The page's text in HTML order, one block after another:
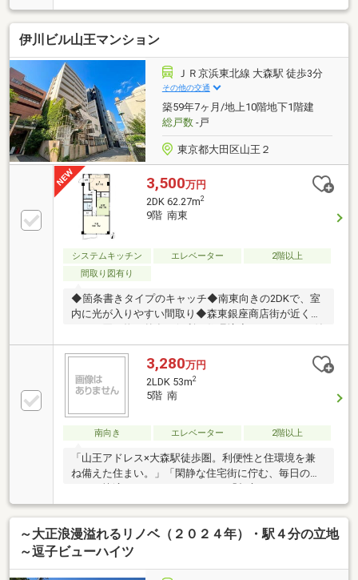
クルーム(約3.18平米)・サイクルトランクルーム(約
3.20平米)有・ゲストルーム等の共用施設有(一部有
料)・コンシェルジュサービス有・大型犬飼育可能(3階
以上／細則有)▼設備・2ボウル洗面台・トイレ2ヶ所※
プライベートロッカー約1.29平米は専有面積に含む※別
途、専用駐車場使用料、月額71000円要■ ご希望の住
まい探しをお手伝いします ━━━━━・・・物件の詳
細・ご相談はお気軽にお問い合わせください。
伊川ビル山王マンション
ＪＲ京浜東北線 大森駅 徒歩3分
その他の交通
築59年7ヶ月/地上10階地下1階建
総戸数-戸
東京都大田区山王２
3,500万円
2DK 62.27m2
9階 南東
システムキッチン エレベーター
2階以上
間取り図有り
◆箇条書きタイプのキャッチ◆南東向きの2DKで、室
内に光が入りやすい間取り◆森東銀座商店街が近く、
きの建物で、移動がしやすい造りです◆9階部分の住
戸で、周囲の視線が気になりにくい高さ【株式会社リ
ビングライフ】創業35年の信頼で未公開情報多数のリ
ビングライフがご紹介します。宅建士×FP×住宅ローン
ト・プランナー』がお客様の老後も見据えたライフプ
ランを無料作成。お気軽にご相談下さい！☆物件のお
問合せは〈0120-536-655〉☆
3,280万円
2LDK 53m2
5階 南
南向き エレベーター 2階以上
「山王アドレス×大森駅徒歩圏。利便性と住環境を兼
ね備えた住まい。」「閑静な住宅街に佇む、毎日の暮
と穏やかな住環境。」
～大正浪漫溢れるリノベ（２０２４年）・駅４分の立地
～逗子ビューハイツ